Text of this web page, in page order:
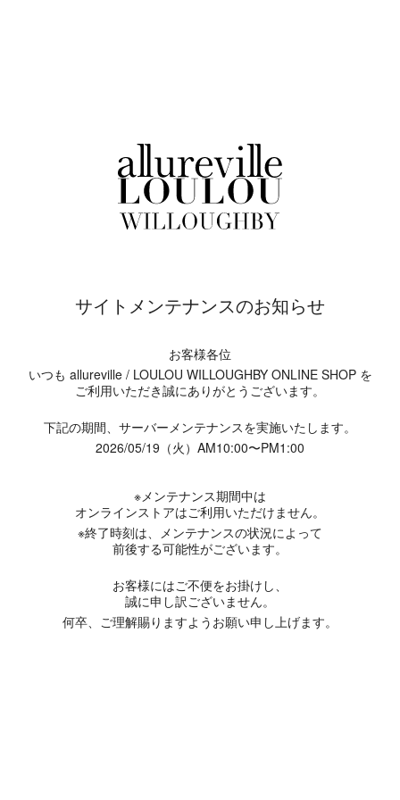
サイトメンテナンスのお知らせ
お客様各位
いつも allureville / LOULOU WILLOUGHBY ONLINE SHOP を
ご利用いただき誠にありがとうございます。
下記の期間、サーバーメンテナンスを実施いたします。
2026/05/19（火）AM10:00〜PM1:00
※メンテナンス期間中は
オンラインストアはご利用いただけません。
※終了時刻は、メンテナンスの状況によって
前後する可能性がございます。
お客様にはご不便をお掛けし、
誠に申し訳ございません。
何卒、ご理解賜りますようお願い申し上げます。